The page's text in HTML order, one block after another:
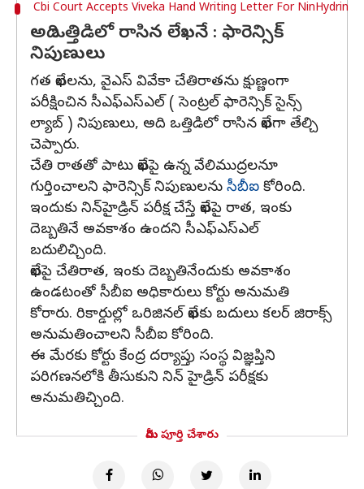
Cbi Court Accepts Viveka Hand Writing Letter For NinHydrin
అది ఒత్తిడిలో రాసిన లేఖనే : ఫారెన్సిక్
నిపుణులు
గత లేఖలను, వైఎస్ వివేకా చేతిరాతను క్షుణ్ణంగా
పరీక్షించిన సీఎఫ్‌ఎస్‌ఎల్ ( సెంట్రల్ ఫారెన్సిక్ సైన్స్
ల్యాబ్ ) నిపుణులు, అది ఒత్తిడిలో రాసిన లేఖగా తేల్చి
చెప్పారు.
చేతి రాతతో పాటు లేఖపై ఉన్న వేలిముద్రలనూ
గుర్తించాలని ఫారెన్సిక్ నిపుణులను సీబీఐ కోరింది.
ఇందుకు నిన్‌హైడ్రిన్‌ పరీక్ష చేస్తే లేఖపై రాత, ఇంకు
దెబ్బతినే అవకాశం ఉందని సీఎఫ్‌ఎస్‌ఎల్‌
బదులిచ్చింది.
లేఖపై చేతిరాత, ఇంకు దెబ్బతినేందుకు అవకాశం
ఉండటంతో సీబీఐ అధికారులు కోర్టు అనుమతి
కోరారు. రికార్డుల్లో ఒరిజినల్‌ లేఖకు బదులు కలర్‌ జిరాక్స్‌
అనుమతించాలని సీబీఐ కోరింది.
ఈ మేరకు కోర్టు కేంద్ర దర్యాప్తు సంస్థ విజ్ఞప్తిని
పరిగణనలోకి తీసుకుని నిన్‌ హైడ్రిన్‌ పరీక్షకు
అనుమతిచ్చింది.
మీరు పూర్తి చేశారు